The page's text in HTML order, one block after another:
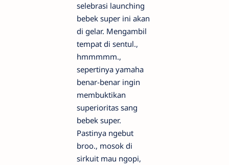
selebrasi launching
bebek super ini akan
di gelar. Mengambil
tempat di sentul.,
hmmmmm.,
sepertinya yamaha
benar-benar ingin
membuktikan
superioritas sang
bebek super.
Pastinya ngebut
broo., mosok di
sirkuit mau ngopi,